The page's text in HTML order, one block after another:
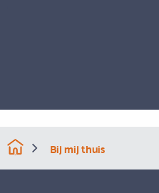
Bij mij thuis